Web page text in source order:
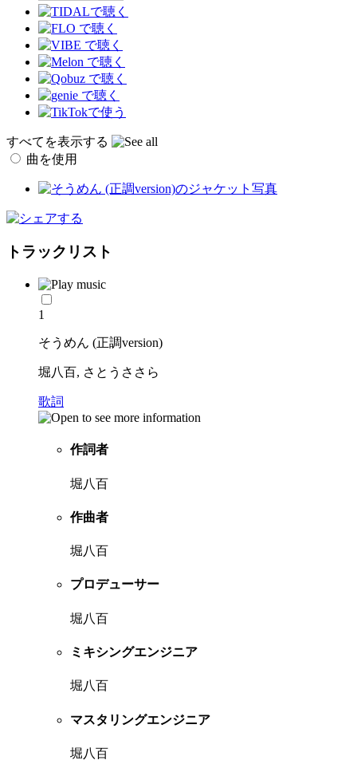
すべてを表示する
曲を使用
トラックリスト
1
そうめん (正調version)
堀八百, さとうささら
歌詞
作詞者
堀八百
作曲者
堀八百
プロデューサー
堀八百
ミキシングエンジニア
堀八百
マスタリングエンジニア
堀八百